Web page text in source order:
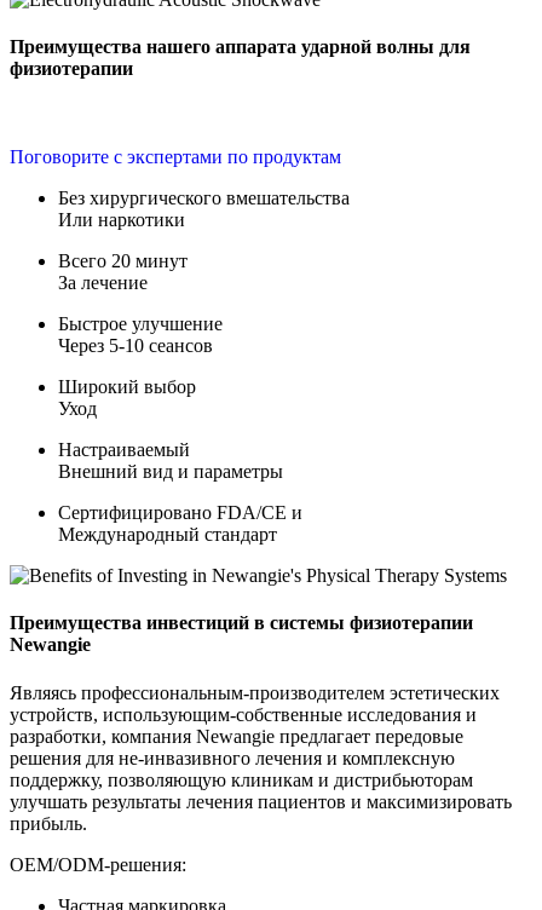
Преимущества нашего аппарата ударной волны для
физиотерапии
Поговорите с экспертами по продуктам
Без хирургического вмешательства
Или наркотики
Всего 20 минут
За лечение
Быстрое улучшение
Через 5-10 сеансов
Широкий выбор
Уход
Настраиваемый
Внешний вид и параметры
Сертифицировано FDA/CE и
Международный стандарт
Преимущества инвестиций в системы физиотерапии
Newangie
Являясь профессиональным-производителем эстетических
устройств, использующим-собственные исследования и
разработки, компания Newangie предлагает передовые
решения для не-инвазивного лечения и комплексную
поддержку, позволяющую клиникам и дистрибьюторам
улучшать результаты лечения пациентов и максимизировать
прибыль.
OEM/ODM-решения:
Частная маркировка